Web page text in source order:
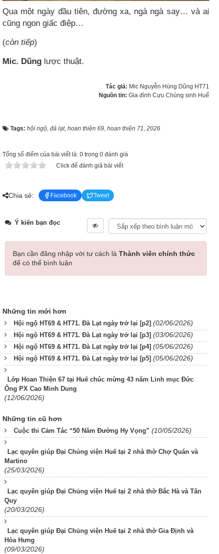
Qua một ngày đầu tiên, đường xa, ngà ngà say… và ai
cũng ngon giấc điệp…
(còn tiếp)
Mic. Dũng lược thuật.
Tác giả: Mic Nguyễn Hùng Dũng HT71
Nguồn tin: Gia đình Cựu Chủng sinh Huế
Tags: hội ngộ, đà lạt, hoan thiện 69, hoan thiện 71, 2026
Tổng số điểm của bài viết là: 0 trong 0 đánh giá
Click để đánh giá bài viết
Chia sẻ: Facebook Tweet
Ý kiến bạn đọc
Bạn cần đăng nhập với tư cách là Thành viên chính thức
để có thể bình luận
Những tin mới hơn
Hội ngộ HT69 & HT71. Đà Lạt ngày trở lại [p2] (02/06/2026)
Hội ngộ HT69 & HT71. Đà Lạt ngày trở lại [p3] (03/06/2026)
Hội ngộ HT69 & HT71. Đà Lạt ngày trở lại [p4] (05/06/2026)
Hội ngộ HT69 & HT71. Đà Lạt ngày trở lại [p5] (05/06/2026)
Lớp Hoan Thiện 67 tại Huế chúc mừng 43 năm Linh mục Đức
Ông PX Cao Minh Dung
(12/06/2026)
Những tin cũ hơn
Cuộc thi Cảm Tác “50 Năm Đường Hy Vọng” (10/05/2026)
Lạc quyên giúp Đại Chủng viện Huế tại 2 nhà thờ Chợ Quán và
Martino
(25/03/2026)
Lạc quyên giúp Đại Chủng viện Huế tại 2 nhà thờ Bắc Hà và Tân
Quy
(20/03/2026)
Lạc quyên giúp Đại Chủng viện Huế tại 2 nhà thờ Gia Định và
Hòa Hưng
(09/03/2026)